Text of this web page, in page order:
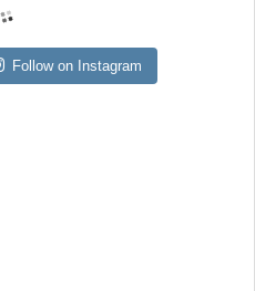
Follow on Instagram